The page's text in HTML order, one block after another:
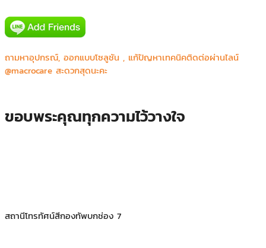
ถามหาอุปกรณ์, ออกแบบโซลูชัน , แก้ปัญหาเทคนิคติดต่อผ่านไลน์
@macrocare สะดวกสุดนะคะ
ขอบพระคุณทุกความไว้วางใจ
บ.ไบเออร์ไทย จำกัด